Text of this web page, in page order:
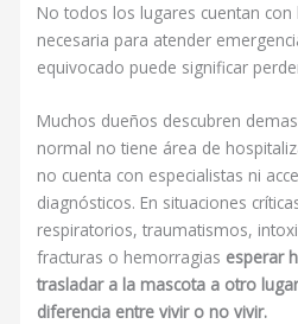
No todos los lugares cuentan con
necesaria para atender
equivocado puede significar
Muchos dueños descubren
normal no tiene área de
no cuenta con especialistas ni
diagnósticos. En situaciones
respiratorios, traumatismos,
fracturas o hemorragias esperar
trasladar a la mascota a otro
diferencia entre vivir o no vivir.